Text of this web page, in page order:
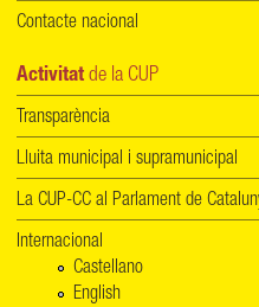
Contacte nacional
Activitat de la CUP
Transparència
Lluita municipal i supramunicipal
La CUP-CC al Parlament de
Internacional
Castellano
English